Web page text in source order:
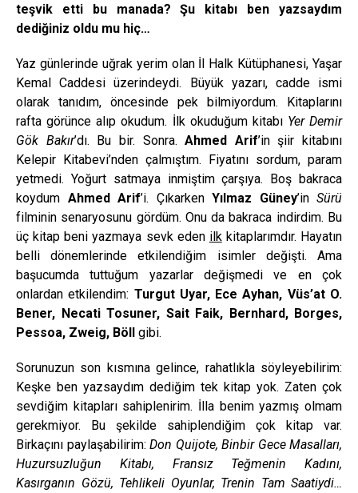
teşvik etti bu manada? Şu kitabı ben yazsaydım
dediğiniz oldu mu hiç…
Yaz günlerinde uğrak yerim olan İl Halk Kütüphanesi, Yaşar
Kemal Caddesi üzerindeydi. Büyük yazarı, cadde ismi
olarak tanıdım, öncesinde pek bilmiyordum. Kitaplarını
rafta görünce alıp okudum. İlk okuduğum kitabı Yer Demir
Gök Bakır’dı. Bu bir. Sonra.Ahmed Arif’in şiir kitabını
Kelepir Kitabevi’nden çalmıştım. Fiyatını sordum, param
yetmedi. Yoğurt satmaya inmiştim çarşıya. Boş bakraca
koydum Ahmed Arif’i. Çıkarken Yılmaz Güney’in Sürü
filminin senaryosunu gördüm. Onu da bakraca indirdim. Bu
üç kitap beni yazmaya sevk eden ilkkitaplarımdır. Hayatın
belli dönemlerinde etkilendiğim isimler değişti. Ama
başucumda tuttuğum yazarlar değişmedi ve en çok
onlardan etkilendim: Turgut Uyar, Ece Ayhan, Vüs’at O.
Bener, Necati Tosuner, Sait Faik, Bernhard, Borges,
Pessoa, Zweig, Böll gibi.
Sorunuzun son kısmına gelince, rahatlıkla söyleyebilirim:
Keşke ben yazsaydım dediğim tek kitap yok. Zaten çok
sevdiğim kitapları sahiplenirim. İlla benim yazmış olmam
gerekmiyor. Bu şekilde sahiplendiğim çok kitap var.
Birkaçını paylaşabilirim: Don Quijote, Binbir Gece Masalları,
Huzursuzluğun Kitabı, Fransız Teğmenin Kadını,
Kasırganın Gözü, Tehlikeli Oyunlar, Trenin Tam Saatiydi…